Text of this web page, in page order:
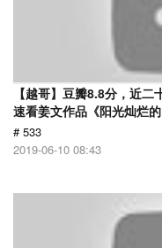
【越哥】豆瓣8.8分，近
速看姜文作品《阳光灿烂的
# 533
2019-06-10 08:43